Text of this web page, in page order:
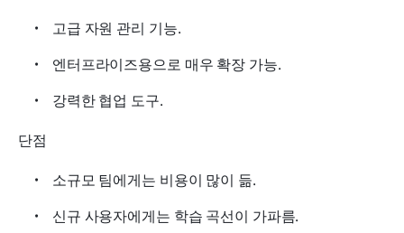
고급 자원 관리 기능.
엔터프라이즈용으로 매우 확장 가능.
강력한 협업 도구.
단점
소규모 팀에게는 비용이 많이 듦.
신규 사용자에게는 학습 곡선이 가파름.